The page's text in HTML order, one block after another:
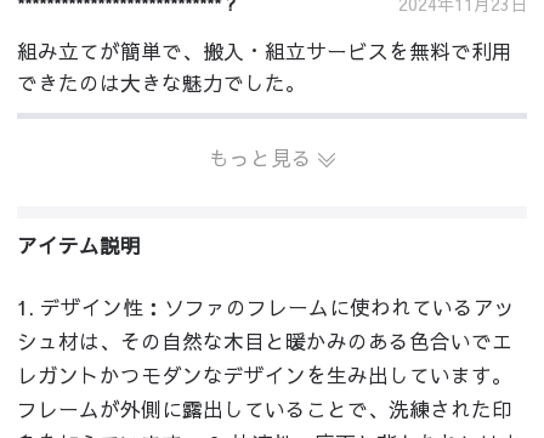
組み立てが簡単で、搬入・組立サービスを無料で利用
できたのは大きな魅力でした。
もっと見る
アイテム説明
1. デザイン性：ソファのフレームに使われているアッ
シュ材は、その自然な木目と暖かみのある色合いでエ
レガントかつモダンなデザインを生み出しています。
フレームが外側に露出していることで、洗練された印